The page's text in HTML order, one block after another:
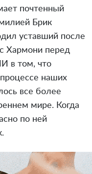
почтенный
Брик
уставший после
Хармони перед
в том, что
наших
все более
мире. Когда
по ней